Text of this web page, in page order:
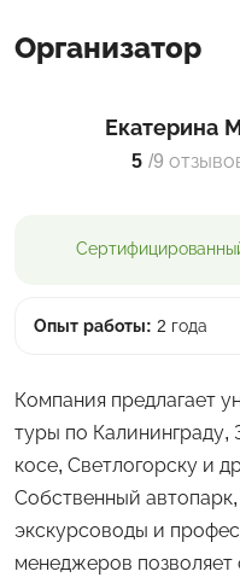
Организатор
Екатерина
5 /9
Опыт работы: 2 года
Компания предлагает
туры по Калининграду,
косе, Светлогорску и
Собственный
экскурсоводы и
менеджеров